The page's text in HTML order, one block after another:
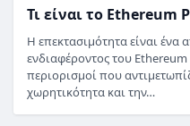
Τι είναι το Ethereum
Η επεκτασιμότητα είναι ένα
ενδιαφέροντος του
περιορισμοί που
χωρητικότητα και την…